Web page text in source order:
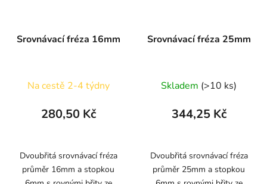
Srovnávací fréza 16mm
Na cestě 2-4 týdny
280,50 Kč
Dvoubřitá srovnávací fréza
průměr 16mm a stopkou
Srovnávací fréza 25mm
Skladem (>10 ks)
344,25 Kč
Dvoubřitá srovnávací fréza
průměr 25mm a stopkou